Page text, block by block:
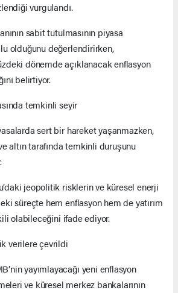
vurgulandı.
sabit tutulmasının piyasa
olduğunu değerlendirirken,
dönemde açıklanacak enflasyon
belirtiyor.
temkinli seyir
sert bir hareket yaşanmazken,
altın tarafında temkinli duruşunu
jeopolitik risklerin ve küresel enerji
süreçte hem enflasyon hem de yatırım
olabileceğini ifade ediyor.
verilere çevrildi
yayımlayacağı yeni enflasyon
ve küresel merkez bankalarının